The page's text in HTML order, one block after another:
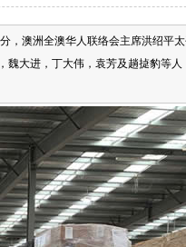
，澳洲全澳华人联络会主席洪绍平
大进，丁大伟，袁芳及趟㨗豹等人